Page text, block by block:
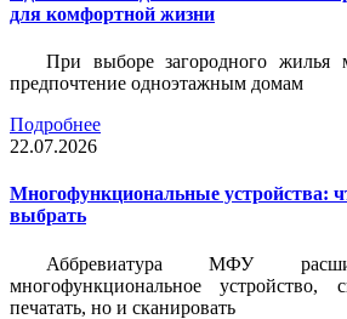
для комфортной жизни
При выборе загородного жилья
предпочтение одноэтажным домам
Подробнее
22.07.2026
Многофункциональные устройства:
выбрать
Аббревиатура МФУ
многофункциональное устройство,
печатать, но и сканировать